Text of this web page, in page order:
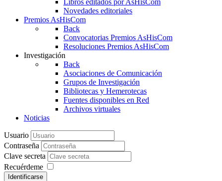
Novedades editoriales
Premios AsHisCom
Back
Convocatorias Premios AsHisCom
Resoluciones Premios AsHisCom
Investigación
Back
Asociaciones de Comunicación
Grupos de Investigación
Bibliotecas y Hemerotecas
Fuentes disponibles en Red
Archivos virtuales
Noticias
Usuario
Contraseña
Clave secreta
Recuérdeme
Identificarse